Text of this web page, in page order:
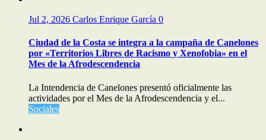
Jul 2, 2026 Carlos Enrique García 0
Ciudad de la Costa se integra a la campaña de Canelones
por «Territorios Libres de Racismo y Xenofobia» en el
Mes de la Afrodescendencia
La Intendencia de Canelones presentó oficialmente las
actividades por el Mes de la Afrodescendencia y el...
Sociales